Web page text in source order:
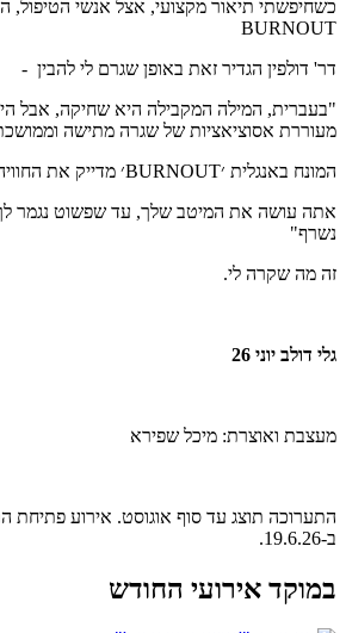
כשחיפשתי תיאור מקצועי, אצל אנשי הטיפול,
BURNOUT
דר' דולפין הגדיר זאת באופן שגרם לי להבין -
"בעברית, המילה המקבילה היא שחיקה, אבל
מעוררת אסוציאציות של שגרה מתישה
המונח באנגלית ׳BURNOUT׳ מדייק את החוויה.
אתה עושה את המיטב שלך, עד שפשוט נגמר
נשרף"
זה מה שקרה לי.
גלי דולב יוני 26
מעצבת ואוצרת: מיכל שפירא
התערוכה תוצג עד סוף אוגוסט. אירוע פתיחת
ב-19.6.26.
במוקד אירועי החודש